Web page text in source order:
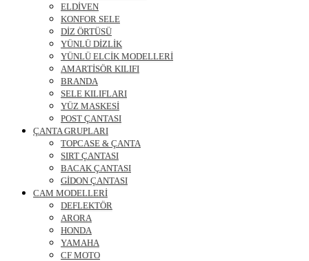
ELDİVEN
KONFOR SELE
DİZ ÖRTÜSÜ
YÜNLÜ DİZLİK
YÜNLÜ ELCİK MODELLERİ
AMARTİSÖR KILIFI
BRANDA
SELE KILIFLARI
YÜZ MASKESİ
POST ÇANTASI
ÇANTA GRUPLARI
TOPCASE & ÇANTA
SIRT ÇANTASI
BACAK ÇANTASI
GİDON ÇANTASI
CAM MODELLERİ
DEFLEKTÖR
ARORA
HONDA
YAMAHA
CF MOTO